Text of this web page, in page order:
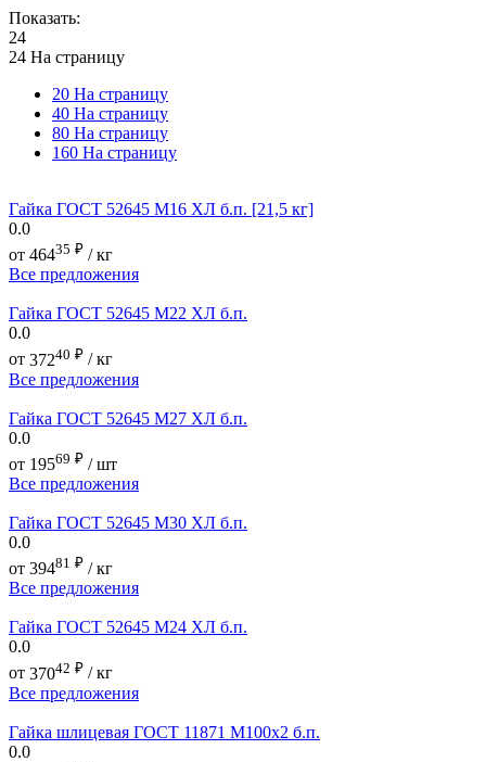
Показать:
24
24 На страницу
20 На страницу
40 На страницу
80 На страницу
160 На страницу
Гайка ГОСТ 52645 М16 ХЛ б.п. [21,5 кг]
0.0
от 46435 ₽ / кг
Все предложения
Гайка ГОСТ 52645 М22 ХЛ б.п.
0.0
от 37240 ₽ / кг
Все предложения
Гайка ГОСТ 52645 М27 ХЛ б.п.
0.0
от 19569 ₽ / шт
Все предложения
Гайка ГОСТ 52645 М30 ХЛ б.п.
0.0
от 39481 ₽ / кг
Все предложения
Гайка ГОСТ 52645 М24 ХЛ б.п.
0.0
от 37042 ₽ / кг
Все предложения
Гайка шлицевая ГОСТ 11871 М100х2 б.п.
0.0